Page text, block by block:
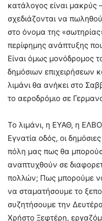
κατάλογος είναι μακρύς
σχεδιάζονται να
στο όνομα της
περίφημης ανάπτυξης
Είναι όμως μονόδρομος
δημόσιων επιχειρήσεων
λιμάνι θα ανήκει στο
το αεροδρόμιο σε
Το λιμάνι, η ΕΥΑΘ, η
Εγνατία οδός, οι
πόλη μας πως θα
αναπτυχθούν σε
πολλών; Πως μπορούμε
να σταματήσουμε το
συζητήσουμε την
Χρήστο Ξεφτέρη,